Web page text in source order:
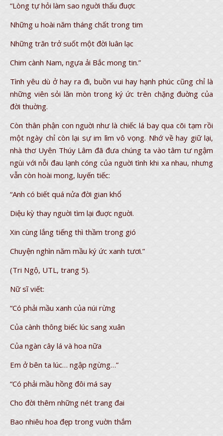
“Lòng tự hỏi làm sao nguời thấu đuợc
Những u hoài năm tháng chất trong tim
Những trăn trở suốt một đời luân lạc
Chim cành Nam, ngựa ải Bắc mong tin.”
Tình yêu dù ở hay ra đi, buồn vui hay hạnh phúc cũng chỉ là
những viên sỏi lăn mòn trong ký ức trên chặng đuờng của
đời thuờng.
Còn thân phận con nguời như là chiếc lá bay qua cõi tạm rồi
một ngày chỉ còn lại sự im lìm vô vọng. Nhớ về hay giữ lại,
nhà thơ Uyên Thúy Lâm đã đưa chúng ta vào tâm tư ngậm
ngùi với nỗi đau lạnh cóng của nguời tình khi xa nhau, nhưng
vẫn còn hoài mong, luyến tiếc:
“Anh có biết quá nửa đời gian khổ
Diệu kỳ thay nguời tìm lại đuợc nguời.
Xin cùng lắng tiếng thì thầm trong gió
Chuyện nghìn năm mầu ký ức xanh tươi.”
(Tri Ngộ, UTL, trang 5).
Nữ sĩ viết:
“Có phải mầu xanh của núi rừng
Của cành thông biếc lúc sang xuân
Của ngàn cây lá và hoa nữa
Em ở bên ta lúc… ngập ngừng…”
“Có phải mầu hồng đôi má say
Cho đời thêm những nét trang đai
Bao nhiêu hoa đẹp trong vuờn thắm